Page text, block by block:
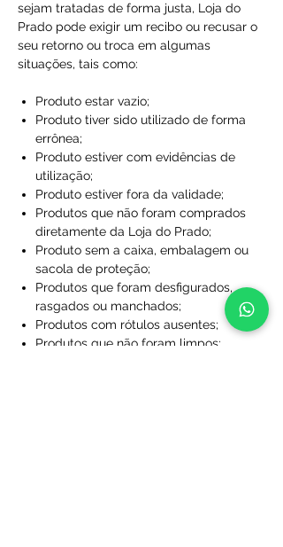
sejam tratadas de forma justa, Loja do
Prado pode exigir um recibo ou recusar o
seu retorno ou troca em algumas
situações, tais como:
Produto estar vazio;
Produto tiver sido utilizado de forma
errônea;
Produto estiver com evidências de
utilização;
Produto estiver fora da validade;
Produtos que não foram comprados
diretamente da Loja do Prado;
Produto sem a caixa, embalagem ou
sacola de proteção;
Produtos que foram desfigurados,
rasgados ou manchados;
Produtos com rótulos ausentes;
Produtos que não foram limpos;